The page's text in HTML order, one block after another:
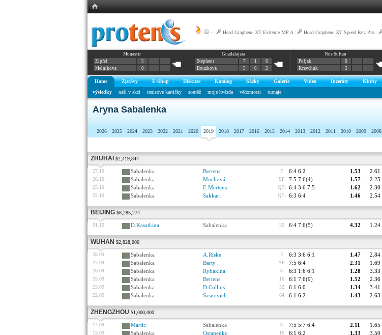
- Head Graphene XT Extreme MP A Head Graphene XT Speed Rev Pro
Monastir
Zipfel
5
Melnikova
0
Guadalajara
Stephens
7 1
6
Bouzková
5 6 2
Nur-Sultan
Poljak
6
Kravchuk
5
Home Zprávy E-Shop Diskuze Katalog Sázky Galerie Video Inzeráty Kluby
výsledky
naši v akci tenisové kartičky soutěž moje hvězda vědomosti turnaje
Aryna Sabalenka
2026 2025 2024 2023 2022 2021 2020 2019 2018 2017 2016 2015 2014 2013 2012 2011 2010 2009 2008
ZHUHAI $2,419,844
27.10. Sabalenka Bertens F 6:4 6:2 1.53 2.61
26.10. Sabalenka Muchová SF 7:5 7:6(4) 1.57 2.25
25.10. Sabalenka E.Mertens QFi 6:4 3:6 7:5 1.62 2.30
22.10. Sabalenka Sakkari QFi 6:3 6:4 1.46 2.54
BEIJING $8,285,274
01.10. D.Kasatkina Sabalenka 32 6:4 7:6(5) 4.32 1.24
WUHAN $2,828,000
28.09. Sabalenka A.Riske F 6:3 3:6 6:1 1.47 2.84
27.09. Sabalenka Barty SF 7:5 6:4 2.31 1.69
26.09. Sabalenka Rybakina 8 6:3 1:6 6:1 1.28 3.33
25.09. Sabalenka Bertens 16 6:1 7:6(9) 1.52 2.36
23.09. Sabalenka D.Collins 32 6:1 6:0 1.34 3.41
22.09. Sabalenka Sasnovich 64 6:1 6:2 1.43 2.63
ZHENGZHOU $1,000,000
14.09. Martic Sabalenka 8 7:5 5:7 6:4 2.11 1.65
13.09. Sabalenka Ostapenko 16 6:1 6:2 1.33 3.50